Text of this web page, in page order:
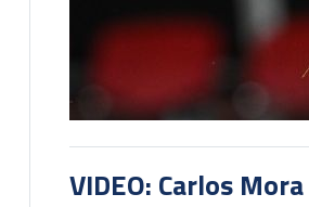
VIDEO: Carlos